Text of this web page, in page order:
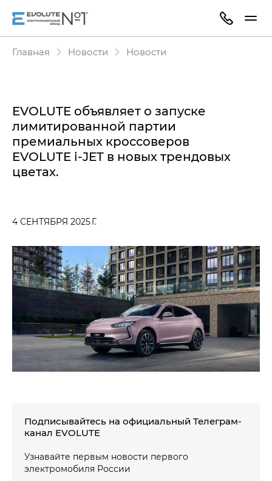
Главная Новости Новости
EVOLUTE объявляет о запуске
лимитированной партии
премиальных кроссоверов
EVOLUTE i‑JET в новых трендовых
цветах.
4 СЕНТЯБРЯ 2025 Г.
Подписывайтесь на официальный Телеграм-
канал EVOLUTE
Узнавайте первым новости первого
электромобиля России